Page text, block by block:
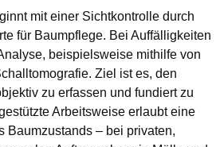
mit einer Sichtkontrolle durch
für Baumpflege. Bei Auffälligkeiten
beispielsweise mithilfe von
Ziel ist es, den
zu erfassen und fundiert zu
Arbeitsweise erlaubt eine
Baumzustands – bei privaten,